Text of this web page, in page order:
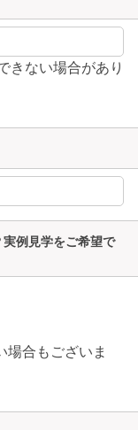
きない場合があり
例見学をご希望で
合もございま